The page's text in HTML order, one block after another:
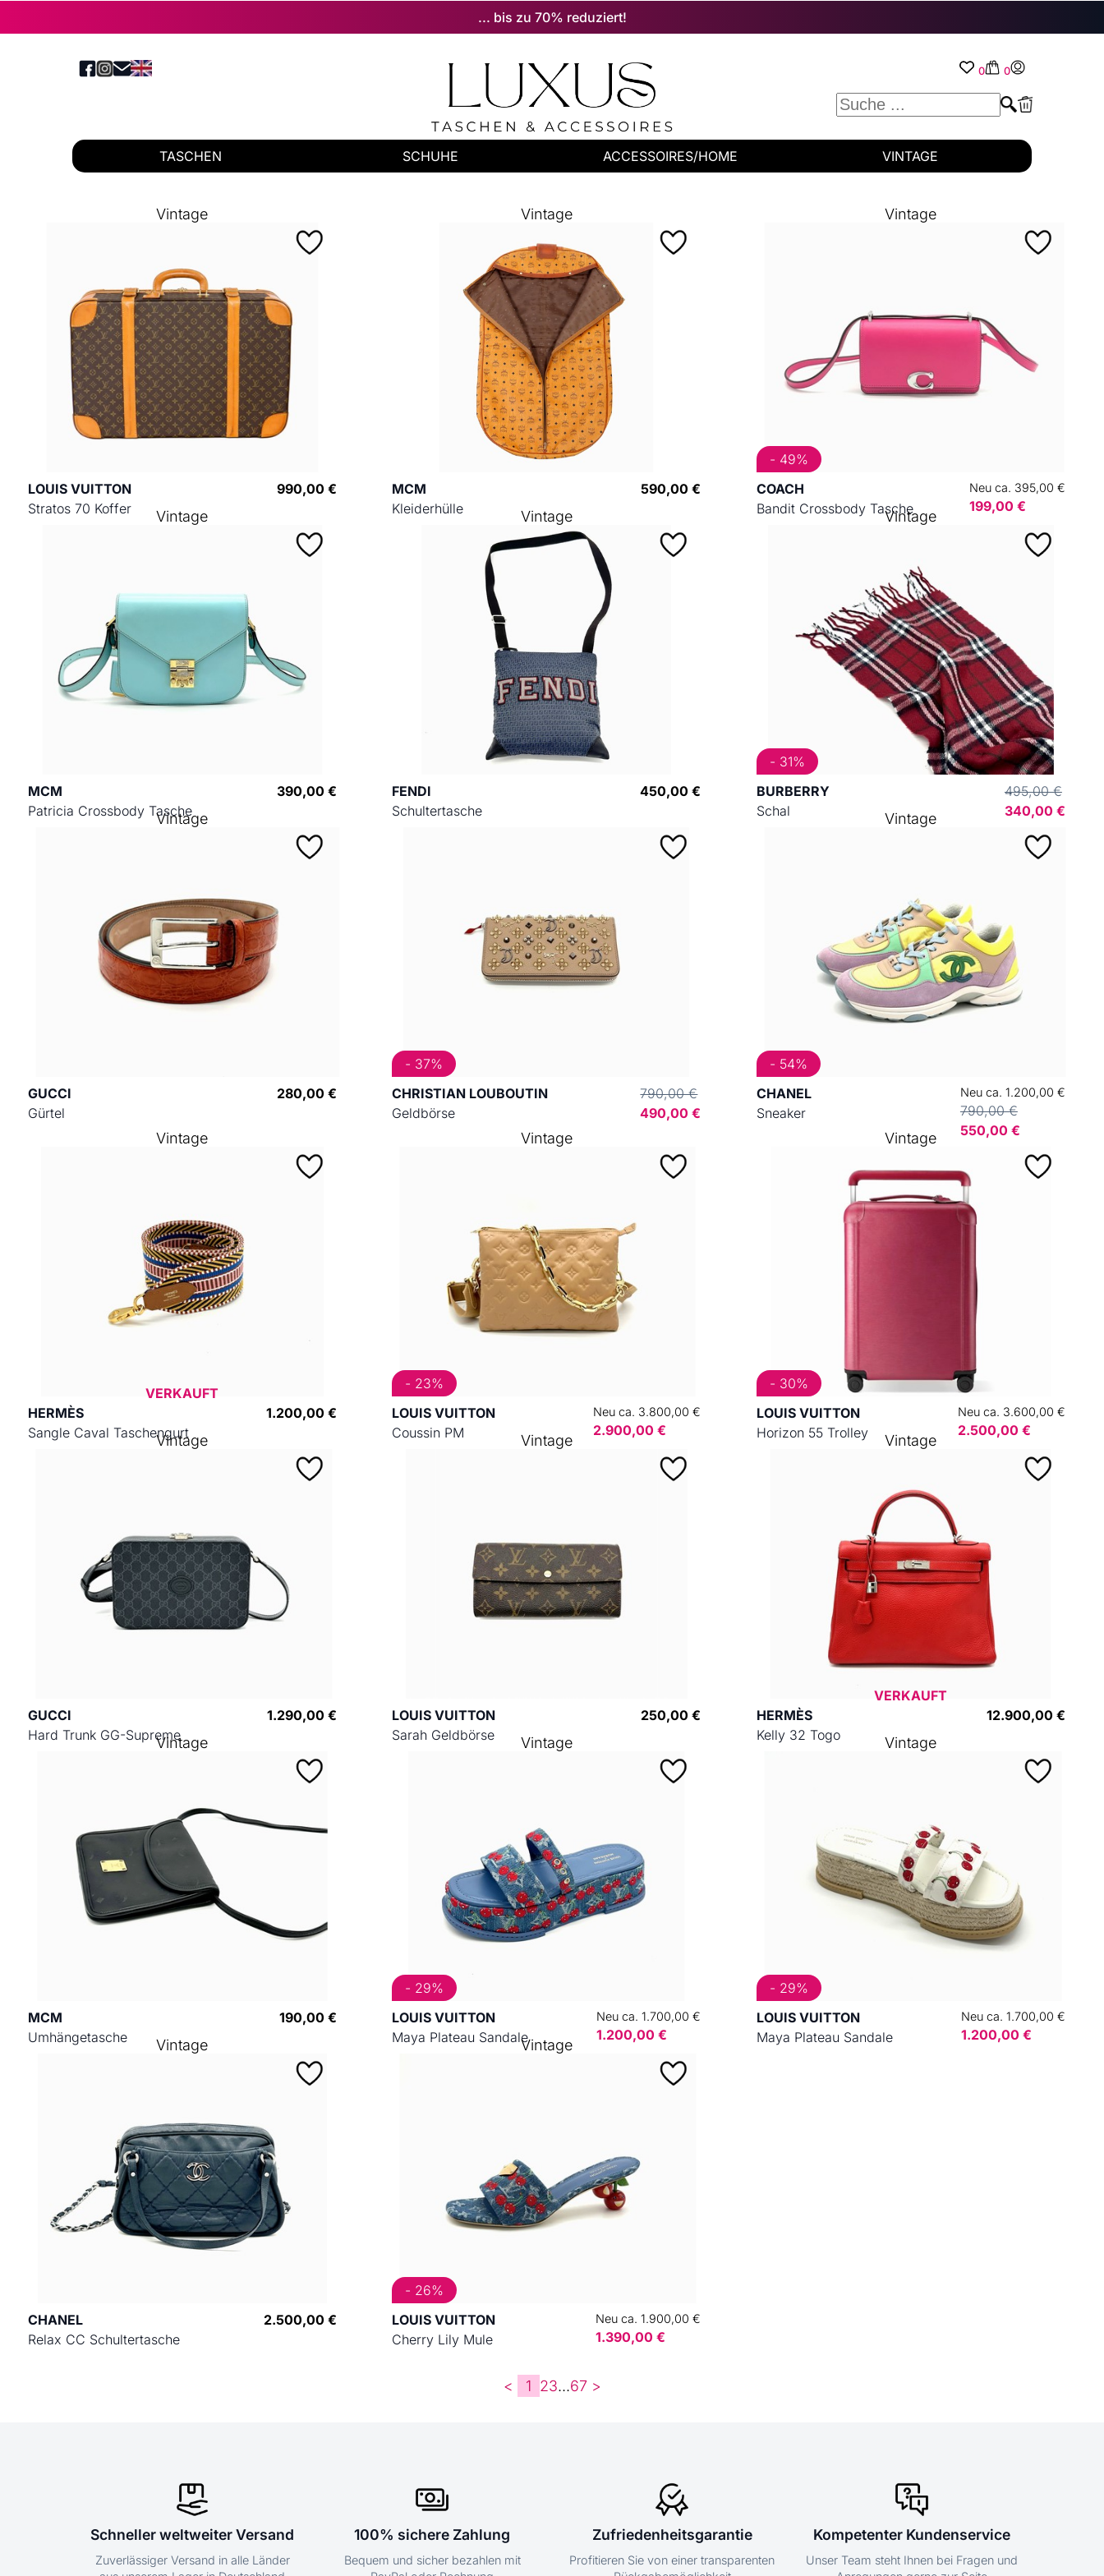
... bis zu 70% reduziert!
0 0
TASCHEN SCHUHE ACCESSOIRES/HOME VINTAGE
LOUIS VUITTON
Stratos 70 Koffer
990,00 €
Vintage
MCM
Kleiderhülle
590,00 €
Vintage
COACH
Bandit Crossbody Tasche
Neu ca. 395,00 €
199,00 €
- 49%
Vintage
MCM
Patricia Crossbody Tasche
390,00 €
Vintage
FENDI
Schultertasche
450,00 €
Vintage
BURBERRY
Schal
495,00 €
340,00 €
- 31%
Vintage
GUCCI
Gürtel
280,00 €
Vintage
CHRISTIAN LOUBOUTIN
Geldbörse
790,00 €
490,00 €
- 37%
CHANEL
Sneaker
Neu ca. 1.200,00 €
790,00 €
550,00 €
- 54%
Vintage
HERMÈS
Sangle Caval Taschengurt
1.200,00 €
VERKAUFT
Vintage
LOUIS VUITTON
Coussin PM
Neu ca. 3.800,00 €
2.900,00 €
- 23%
Vintage
LOUIS VUITTON
Horizon 55 Trolley
Neu ca. 3.600,00 €
2.500,00 €
- 30%
Vintage
GUCCI
Hard Trunk GG-Supreme
1.290,00 €
Vintage
LOUIS VUITTON
Sarah Geldbörse
250,00 €
Vintage
HERMÈS
Kelly 32 Togo
12.900,00 €
VERKAUFT
Vintage
MCM
Umhängetasche
190,00 €
Vintage
LOUIS VUITTON
Maya Plateau Sandale
Neu ca. 1.700,00 €
1.200,00 €
- 29%
Vintage
LOUIS VUITTON
Maya Plateau Sandale
Neu ca. 1.700,00 €
1.200,00 €
- 29%
Vintage
CHANEL
Relax CC Schultertasche
2.500,00 €
Vintage
LOUIS VUITTON
Cherry Lily Mule
Neu ca. 1.900,00 €
1.390,00 €
- 26%
Vintage
< 1 23...67>
Schneller weltweiter Versand
Zuverlässiger Versand in alle Länder
100% sichere Zahlung
Bequem und sicher bezahlen mit
Zufriedenheitsgarantie
Profitieren Sie von einer transparenten
Kompetenter Kundenservice
Unser Team steht Ihnen bei Fragen und